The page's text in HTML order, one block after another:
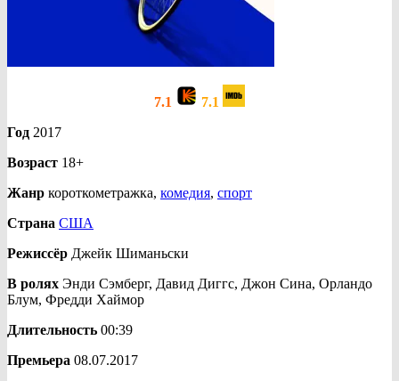
7.1
7.1
Год 2017
Возраст 18+
Жанр короткометражка, комедия, спорт
Страна США
Режиссёр Джейк Шиманьски
В ролях Энди Сэмберг, Давид Диггс, Джон Сина, Орландо
Блум, Фредди Хаймор
Длительность 00:39
Премьера 08.07.2017